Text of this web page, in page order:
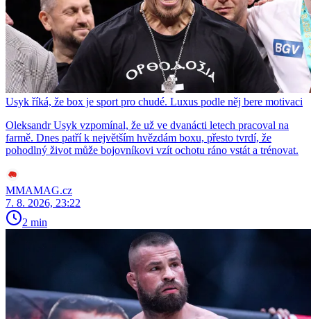
Usyk říká, že box je sport pro chudé. Luxus podle něj bere motivaci
Oleksandr Usyk vzpomínal, že už ve dvanácti letech pracoval na
farmě. Dnes patří k největším hvězdám boxu, přesto tvrdí, že
pohodlný život může bojovníkovi vzít ochotu ráno vstát a trénovat.
MMAMAG.cz
7. 8. 2026, 23:22
2 min